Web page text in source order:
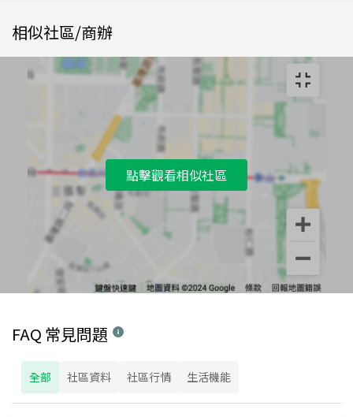
相似社區/商辦
點擊觀看相似社區
FAQ 常見問題
全部 社區資料 社區行情 生活機能